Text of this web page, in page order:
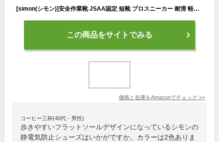
[simon(シモン)]安全作業靴 JSAA認定 短靴 プロスニーカー 耐滑 軽快 静電 短靴 スニーカー 紐 反射 NS611静電 白 22.0 cm
この商品をサイトでみる
価格と在庫をAmazonでチェック >>
コーヒー三杯(40代・男性)
歩きやすいフラットソールデザインになっているシモンの
静電気防止シューズはいかがですか。カラーは2色ありま